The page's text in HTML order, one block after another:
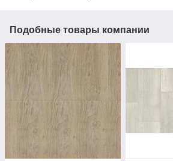
Подобные товары компании